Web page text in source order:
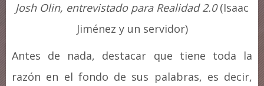
Josh Olin, entrevistado para Realidad 2.0(Isaac
Jiménez y un servidor)
Antes de nada, destacar que tiene toda la
razón en el fondo de sus palabras, es decir,